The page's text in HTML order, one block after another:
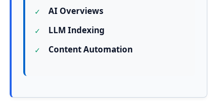
AI Overviews
LLM Indexing
Content Automation